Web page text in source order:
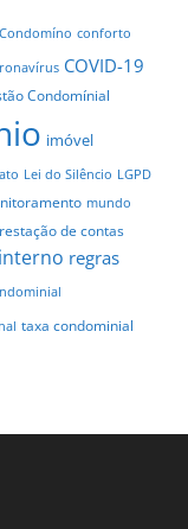
Condomíno conforto
COVID-19
Condomínial
imóvel
Lei do Silêncio LGPD
mundo
de contas
regras
taxa condominial